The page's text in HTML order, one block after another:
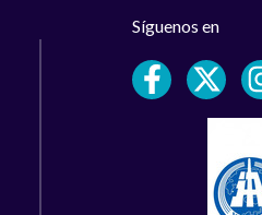
Síguenos en